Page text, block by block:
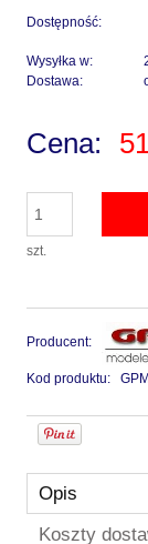
Dostępność:
Wysyłka w:
Dostawa:
Cena nie
Cena:
szt.
Producent:
Kod produktu:
Opis
Koszty